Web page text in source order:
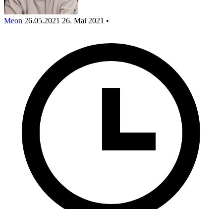
Meon 26.05.2021 26. Mai 2021 •